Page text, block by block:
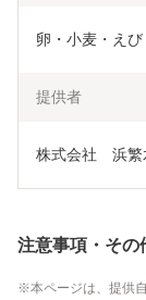
卵・小麦・え
提供者
株式会社　浜繁
注意事項・その
本ページは、提供